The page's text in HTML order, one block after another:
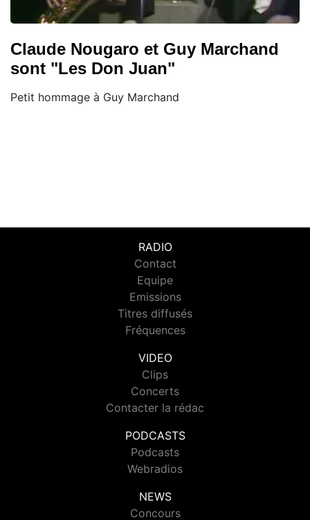
Claude Nougaro et Guy Marchand
sont "Les Don Juan"
Petit hommage à Guy Marchand
RADIO
Contact
Equipe
Emissions
Titres diffusés
Fréquences
VIDEO
Clips
Concerts
Contacter la rédac
PODCASTS
Podcasts
Webradios
NEWS
Concours